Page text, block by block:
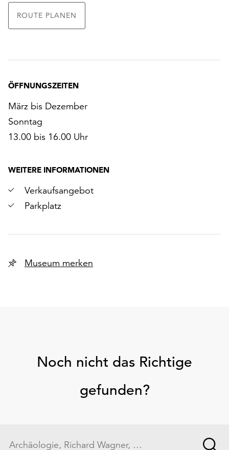
ROUTE PLANEN
ÖFFNUNGSZEITEN
März bis Dezember
Sonntag
13.00 bis 16.00 Uhr
WEITERE INFORMATIONEN
Verkaufsangebot
Parkplatz
Museum merken
Noch nicht das Richtige
gefunden?